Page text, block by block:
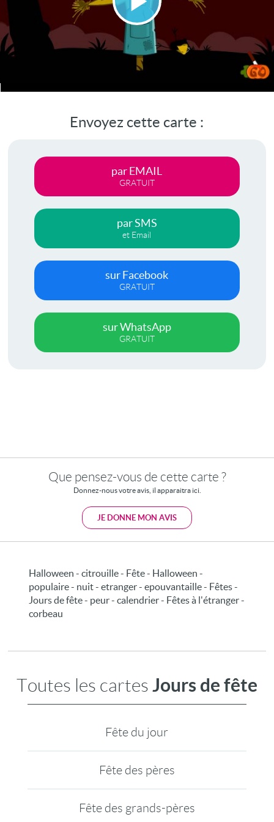
Lire
la
vidéo
Envoyez cette carte :
par EMAIL
GRATUIT
par SMS
et Email
sur Facebook
GRATUIT
sur WhatsApp
GRATUIT
Que pensez-vous de cette carte ?
Donnez-nous votre avis, il apparaitra ici.
JE DONNE MON AVIS
Halloween - citrouille - Fête - Halloween -
populaire - nuit - etranger - epouvantaille - Fêtes -
Jours de fête - peur - calendrier - Fêtes à l'étranger -
corbeau
Toutes les cartes Jours de fête
Fête du jour
Fête des pères
Fête des grands-pères